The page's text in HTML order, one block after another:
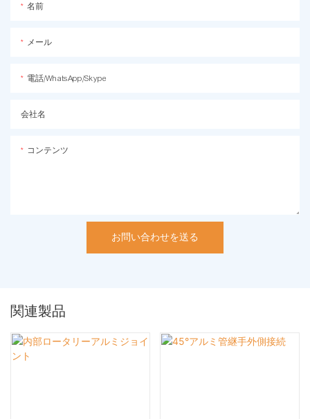
名前
メール
電話/WhatsApp/Skype
会社名
コンテンツ
お問い合わせを送る
関連製品